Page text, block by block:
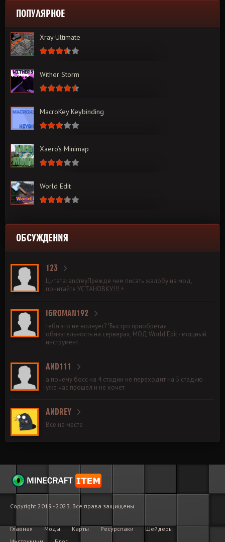
ПОПУЛЯРНОЕ
Xray Ultimate
Wither Storm
MacroKey Keybinding
Xaero’s Minimap
World Edit
ОБСУЖДЕНИЯ
123
Цитата: andreyПрежде чем писать жалобу на мод,
почитайте УСТАНОВКУ!!! +
IGROMAN192
тебя это не волнует? "Быстро приобретая
обязательность на серверах, МОД World Edit - мощный
инструмент
AND111
а почему босс на 4 стадии не переходит на 5 стадию
уже час прошёл и не хочет
ANDREY
Все на месте
Copyright 2019 - 2023. Все права защищены.
Главная Моды Карты Ресурспаки
Шейдеры